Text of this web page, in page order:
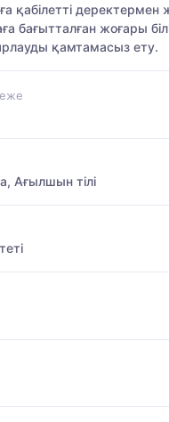
қабілетті
бағытталған жоғары
қамтамасыз ету.
Ағылшын тілі